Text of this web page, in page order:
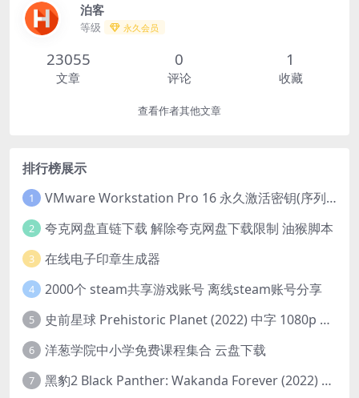
泊客
等级 永久会员
23055
文章
0
评论
1
收藏
查看作者其他文章
排行榜展示
1 VMware Workstation Pro 16 永久激活密钥(序列号)
2 夸克网盘直链下载 解除夸克网盘下载限制 油猴脚本
3 在线电子印章生成器
4 2000个 steam共享游戏账号 离线steam账号分享
5 史前星球 Prehistoric Planet (2022) 中字 1080p 高清 阿里云盘 2022.5.27已更新全集
6 洋葱学院中小学免费课程集合 云盘下载
7 黑豹2 Black Panther: Wakanda Forever (2022) 高清版